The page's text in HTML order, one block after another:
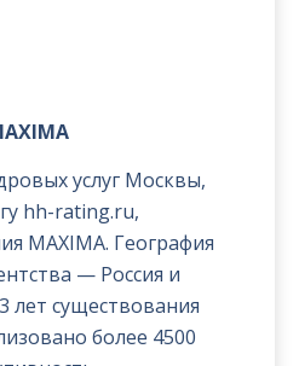
услуг Москвы,
hh-rating.ru,
MAXIMA. География
— Россия и
лет существования
более 4500